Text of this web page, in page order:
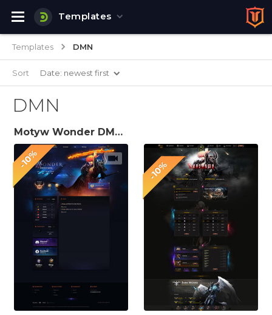
Templates
Templates DMN
Sort Date: newest first
DMN
-10%
Motyw Wonder DMN CMS 1.2.3
-10%